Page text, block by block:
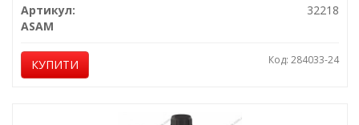
Артикул:
32218
ASAM
КУПИТИ Код: 284033-24